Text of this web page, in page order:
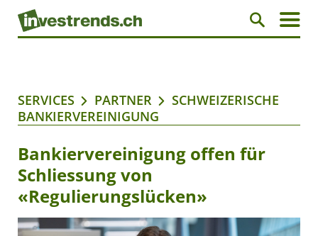
SERVICES PARTNER
SCHWEIZERISCHE
BANKIERVEREINIGUNG
Bankiervereinigung offen für
Schliessung von
«Regulierungslücken»